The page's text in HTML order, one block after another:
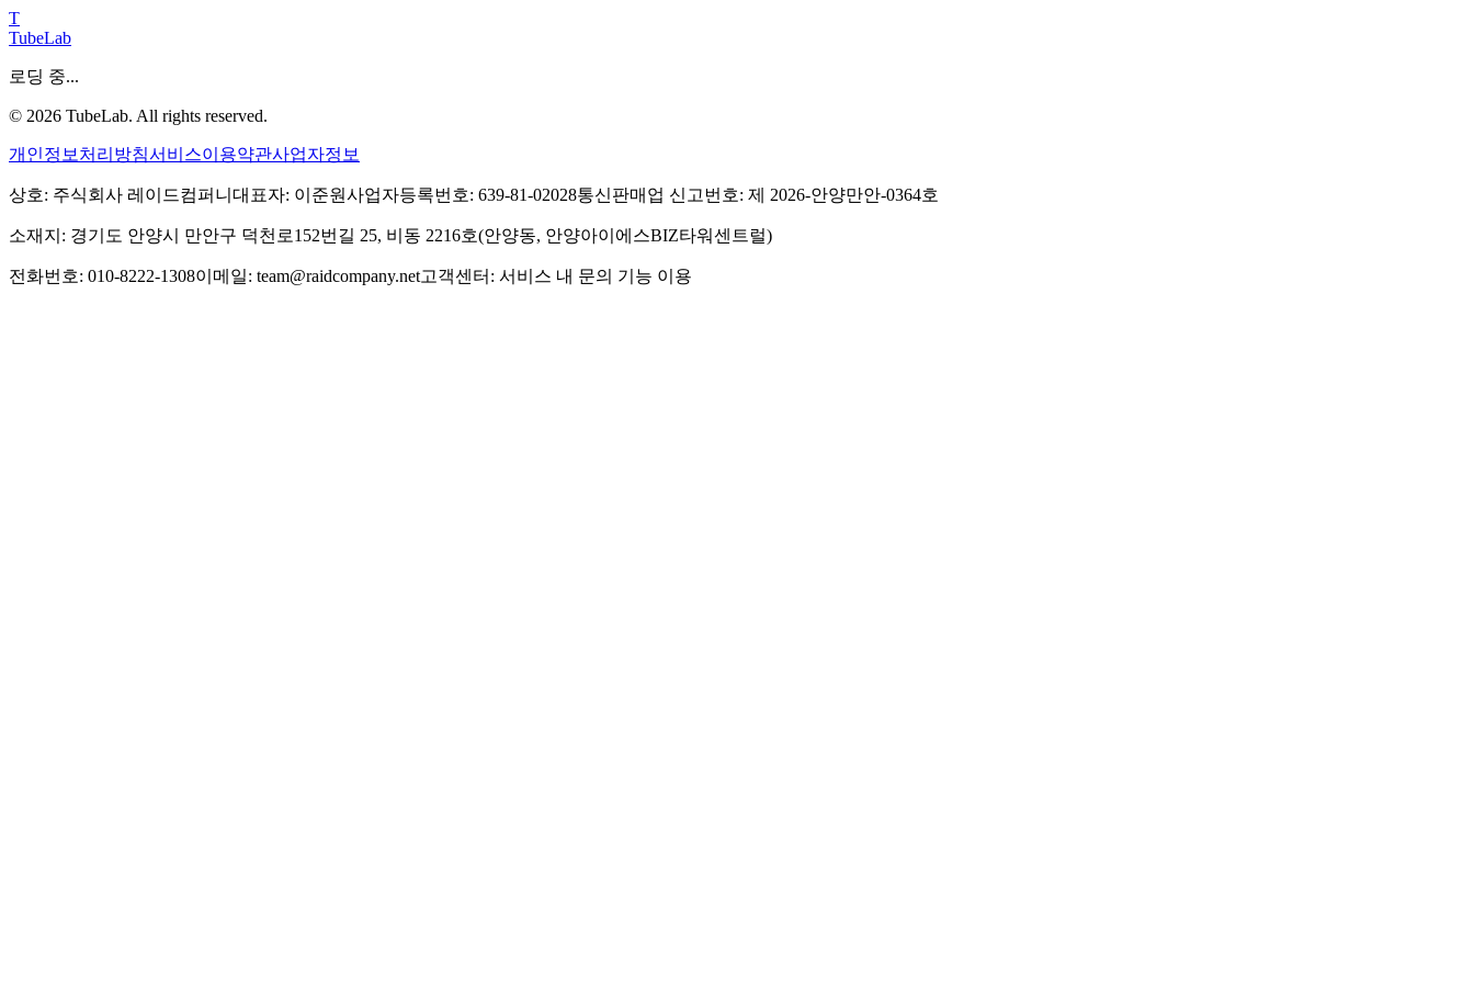
T
TubeLab
로딩 중...
© 2026 TubeLab. All rights reserved.
개인정보처리방침서비스이용약관사업자정보
상호: 주식회사 레이드컴퍼니 대표자: 이준원사업자등록번호: 639-81-02028통신판매업 신고번호: 제 2026-안양만안-0364호
소재지: 경기도 안양시 만안구 덕천로152번길 25, 비동 2216호(안양동, 안양아이에스BIZ타워센트럴)
전화번호: 010-8222-1308이메일: team@raidcompany.net고객센터: 서비스 내 문의 기능 이용